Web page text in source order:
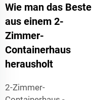
Wie man das Beste
aus einem 2-
Zimmer-
Containerhaus
herausholt
2-Zimmer-